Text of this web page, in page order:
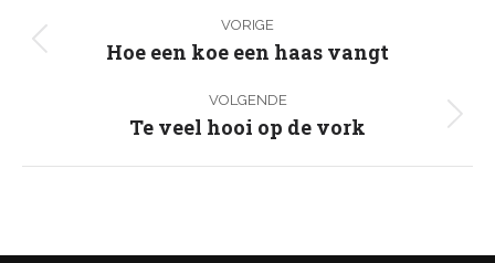
navigatie
VORIGE
Vorig
Hoe een koe een haas vangt
VOLGENDE
Volgend
Te veel hooi op de vork